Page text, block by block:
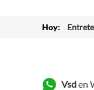
Hoy:
Vsden